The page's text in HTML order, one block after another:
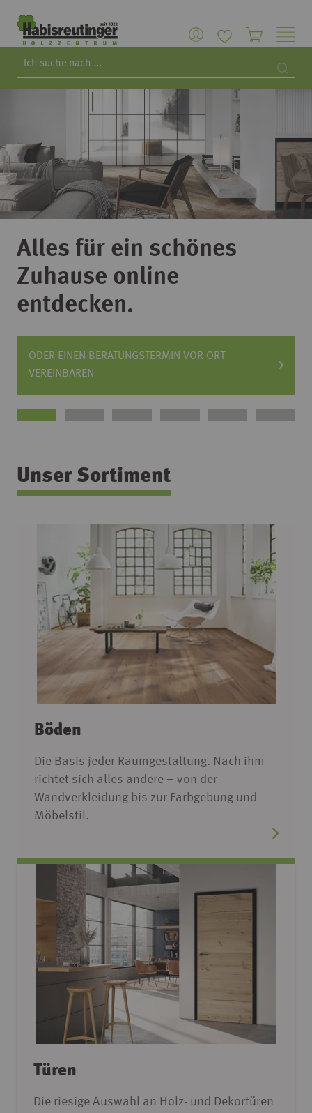
Alles für ein schönes
Zuhause online
entdecken.
ODER EINEN BERATUNGSTERMIN VOR ORT
VEREINBAREN
Unser Sortiment
Böden
Die Basis jeder Raumgestaltung. Nach ihm
richtet sich alles andere – von der
Wandverkleidung bis zur Farbgebung und
Möbelstil.
Türen
Die riesige Auswahl an Holz- und Dekortüren